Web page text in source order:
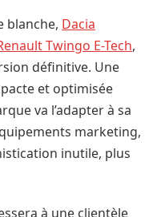
blanche, Dacia
Twingo E-Tech,
définitive. Une
et optimisée
va l’adapter à sa
marketing,
inutile, plus
à une clientèle